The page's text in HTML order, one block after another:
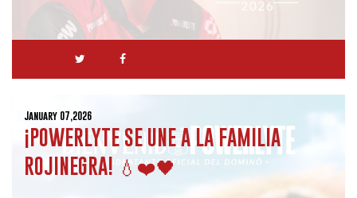
January 07,2026
¡POWERLYTE SE UNE A LA FAMILIA
ROJINEGRA! 💧❤️🖤